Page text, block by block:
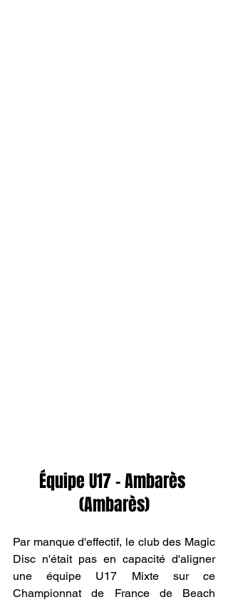
Équipe U17 - Ambarès
(Ambarès)
Par manque d'effectif, le club des Magic
Disc n'était pas en capacité d'aligner
une équipe U17 Mixte sur ce
Championnat de France de Beach